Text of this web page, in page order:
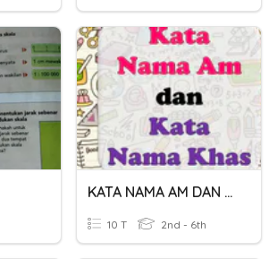
KATA NAMA AM DAN KATA NAMA KHAS
10 T 2nd - 6th